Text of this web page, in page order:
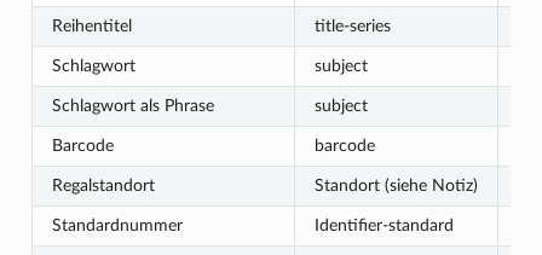
Reihentitel title-series
Schlagwort subject
Schlagwort als Phrase subject
Barcode barcode
Regalstandort Standort (siehe Notiz)
Standardnummer Identifier-standard